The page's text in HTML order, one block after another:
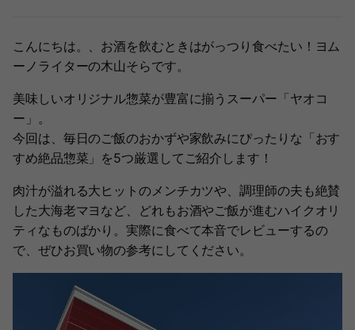
こんにちは。、お酒を飲むときはがっつり食べたい！ヨム
ーノライターの木山そらです。
美味しいオリジナル惣菜が豊富に揃うスーパー「ヤオコ
ー」。
今回は、毎日のご飯のおかずや家飲みにぴったりな「おす
すめ絶品惣菜」を5つ厳選してご紹介します！
肉汁が溢れる大ヒットのメンチカツや、調理師の夫も絶賛
した大海老マヨなど、どれもお酒やご飯が進むハイクオリ
ティなものばかり。実際に食べて本音でレビューするの
で、ぜひお買い物の参考にしてください。